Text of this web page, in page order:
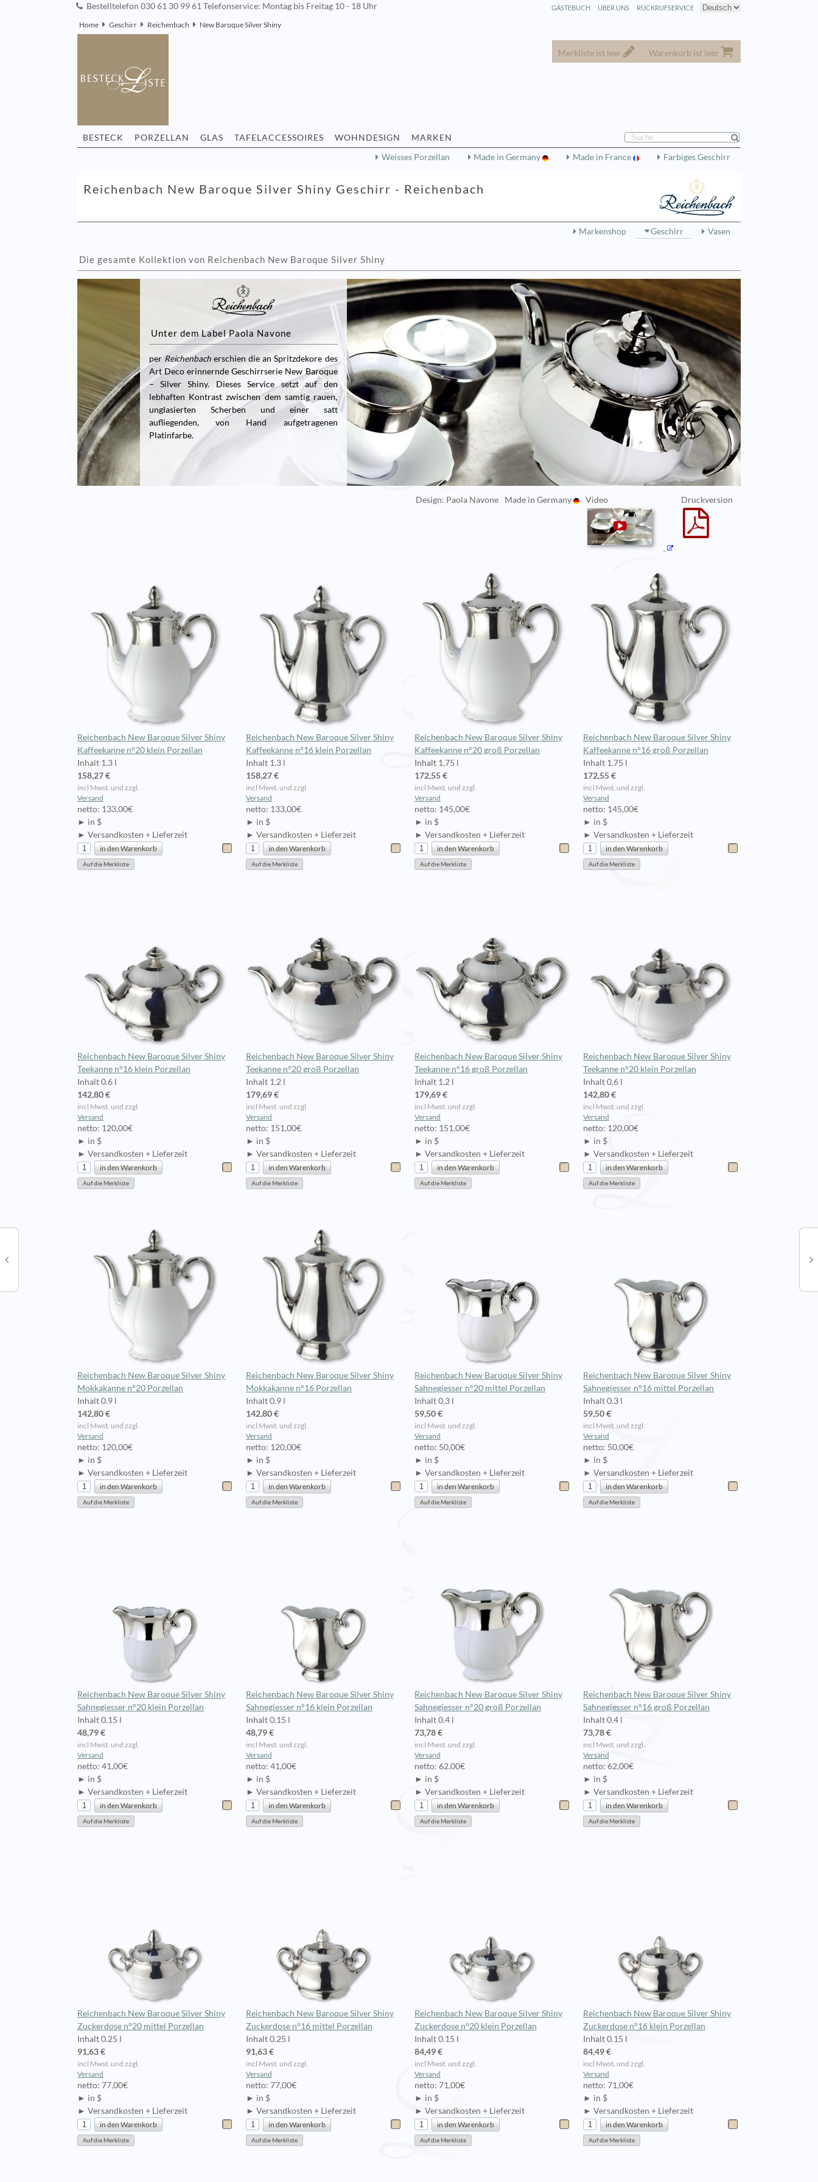
Bestelltelefon 030 61 30 99 61 Telefonservice: Montag bis Freitag 10 - 18 Uhr RÜCKRUFSERVICE
ÜBER UNS
GÄSTEBUCH
Home Geschirr Reichenbach New Baroque Silver Shiny
Merkliste ist leer Warenkorb ist leer
BESTECK PORZELLAN GLAS TAFELACCESSOIRES WOHNDESIGN
MARKEN
Weisses Porzellan
Made in Germany Made in France Farbiges Geschirr
Reichenbach New Baroque Silver Shiny Geschirr - Reichenbach
Markenshop Geschirr Vasen
Die gesamte Kollektion von Reichenbach New Baroque Silver Shiny
Unter dem Label Paola Navone
per Reichenbacherschien die an Spritzdekore des
Art Deco erinnernde Geschirrserie New Baroque
– Silver Shiny. Dieses Service setzt auf den
lebhaften Kontrast zwischen dem samtig rauen,
unglasierten Scherben und einer satt
aufliegenden, von Hand aufgetragenen
Platinfarbe.
Design: Paola Navone Made in Germany Video Druckversion
Reichenbach New Baroque Silver Shiny
Kaffeekanne n°20 klein Porzellan
Inhalt 1.3 l
158,27 €
incl Mwst. und zzgl.
Versand
netto: 133,00€
► in $
► Versandkosten + Lieferzeit
Reichenbach New Baroque Silver Shiny
Kaffeekanne n°16 klein Porzellan
Inhalt 1.3 l
158,27 €
incl Mwst. und zzgl.
Versand
netto: 133,00€
► in $
► Versandkosten + Lieferzeit
Reichenbach New Baroque Silver Shiny
Kaffeekanne n°20 groß Porzellan
Inhalt 1.75 l
172,55 €
incl Mwst. und zzgl.
Versand
netto: 145,00€
► in $
► Versandkosten + Lieferzeit
Reichenbach New Baroque Silver Shiny
Kaffeekanne n°16 groß Porzellan
Inhalt 1.75 l
172,55 €
incl Mwst. und zzgl.
Versand
netto: 145,00€
► in $
► Versandkosten + Lieferzeit
Reichenbach New Baroque Silver Shiny
Teekanne n°16 klein Porzellan
Inhalt 0.6 l
142,80 €
incl Mwst. und zzgl.
Versand
netto: 120,00€
► in $
► Versandkosten + Lieferzeit
Reichenbach New Baroque Silver Shiny
Teekanne n°20 groß Porzellan
Inhalt 1.2 l
179,69 €
incl Mwst. und zzgl.
Versand
netto: 151,00€
► in $
► Versandkosten + Lieferzeit
Reichenbach New Baroque Silver Shiny
Teekanne n°16 groß Porzellan
Inhalt 1.2 l
179,69 €
incl Mwst. und zzgl.
Versand
netto: 151,00€
► in $
► Versandkosten + Lieferzeit
Reichenbach New Baroque Silver Shiny
Teekanne n°20 klein Porzellan
Inhalt 0.6 l
142,80 €
incl Mwst. und zzgl.
Versand
netto: 120,00€
► in $
► Versandkosten + Lieferzeit
Reichenbach New Baroque Silver Shiny
Mokkakanne n°20 Porzellan
Inhalt 0.9 l
142,80 €
incl Mwst. und zzgl.
Versand
netto: 120,00€
► in $
► Versandkosten + Lieferzeit
Reichenbach New Baroque Silver Shiny
Mokkakanne n°16 Porzellan
Inhalt 0.9 l
142,80 €
incl Mwst. und zzgl.
Versand
netto: 120,00€
► in $
► Versandkosten + Lieferzeit
Reichenbach New Baroque Silver Shiny
Sahnegiesser n°20 mittel Porzellan
Inhalt 0.3 l
59,50 €
incl Mwst. und zzgl.
Versand
netto: 50,00€
► in $
► Versandkosten + Lieferzeit
Reichenbach New Baroque Silver Shiny
Sahnegiesser n°16 mittel Porzellan
Inhalt 0.3 l
59,50 €
incl Mwst. und zzgl.
Versand
netto: 50,00€
► in $
► Versandkosten + Lieferzeit
Reichenbach New Baroque Silver Shiny
Sahnegiesser n°20 klein Porzellan
Inhalt 0.15 l
48,79 €
incl Mwst. und zzgl.
Versand
netto: 41,00€
► in $
► Versandkosten + Lieferzeit
Reichenbach New Baroque Silver Shiny
Sahnegiesser n°16 klein Porzellan
Inhalt 0.15 l
48,79 €
incl Mwst. und zzgl.
Versand
netto: 41,00€
► in $
► Versandkosten + Lieferzeit
Reichenbach New Baroque Silver Shiny
Sahnegiesser n°20 groß Porzellan
Inhalt 0.4 l
73,78 €
incl Mwst. und zzgl.
Versand
netto: 62,00€
► in $
► Versandkosten + Lieferzeit
Reichenbach New Baroque Silver Shiny
Sahnegiesser n°16 groß Porzellan
Inhalt 0.4 l
73,78 €
incl Mwst. und zzgl.
Versand
netto: 62,00€
► in $
► Versandkosten + Lieferzeit
Reichenbach New Baroque Silver Shiny
Zuckerdose n°20 mittel Porzellan
Inhalt 0.25 l
91,63 €
incl Mwst. und zzgl.
Versand
netto: 77,00€
► in $
► Versandkosten + Lieferzeit
Reichenbach New Baroque Silver Shiny
Zuckerdose n°16 mittel Porzellan
Inhalt 0.25 l
91,63 €
incl Mwst. und zzgl.
Versand
netto: 77,00€
► in $
► Versandkosten + Lieferzeit
Reichenbach New Baroque Silver Shiny
Zuckerdose n°20 klein Porzellan
Inhalt 0.15 l
84,49 €
incl Mwst. und zzgl.
Versand
netto: 71,00€
► in $
► Versandkosten + Lieferzeit
Reichenbach New Baroque Silver Shiny
Zuckerdose n°16 klein Porzellan
Inhalt 0.15 l
84,49 €
incl Mwst. und zzgl.
Versand
netto: 71,00€
► in $
► Versandkosten + Lieferzeit